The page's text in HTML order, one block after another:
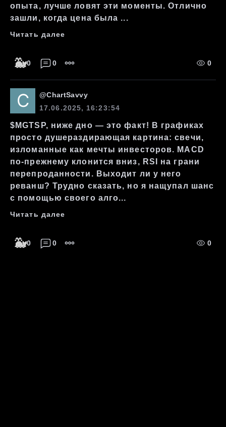
опыта, лучше ловят эти моменты. Отлично
зашли, когда цена была ...
Читать далее
🐳0 0 0
@ChartSavvy
17.06.2025, 16:23:54
$MGTSP, ниже дно — это факт! В графиках
просто душераздирающая картина: свечи,
изломанные как мечты инвесторов. MACD
по-прежнему клонится вниз, RSI на грани
перепроданности. Выходит ли у него
реванш? Трудно сказать, но я нащупал шанс
с помощью своего алго...
Читать далее
🐳0 0 0